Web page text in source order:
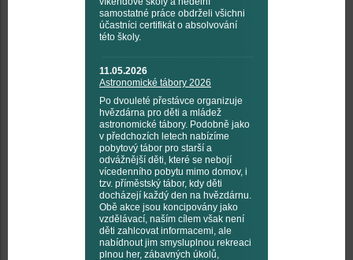
samostatné práce obdrželi všichni
účastníci certifikát o absolvování
této školy.
11.05.2026
Astronomické tábory 2026
Po dvouleté přestávce organizuje
hvězdárna pro děti a mládež
astronomické tábory. Podobně jako
v předchozích letech nabízíme
pobytový tábor pro starší a
odvážnější děti, které se nebojí
vícedenního pobytu mimo domov, i
tzv. příměstský tábor, kdy děti
docházejí každý den na hvězdárnu.
Obě akce jsou koncipovány jako
vzdělávací, naším cílem však není
děti zahlcovat informacemi, ale
nabídnout jim smysluplnou rekreaci
plnou her, zábavných úkolů,